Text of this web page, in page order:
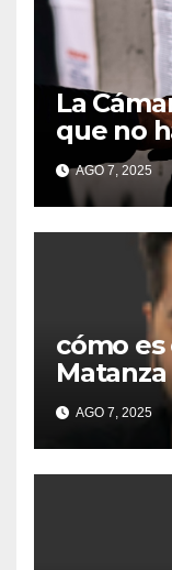
La
que no
lugares
Matanza
AGO 7, 2025
cómo es
sacó la
de
Buenos
AGO 7, 2025